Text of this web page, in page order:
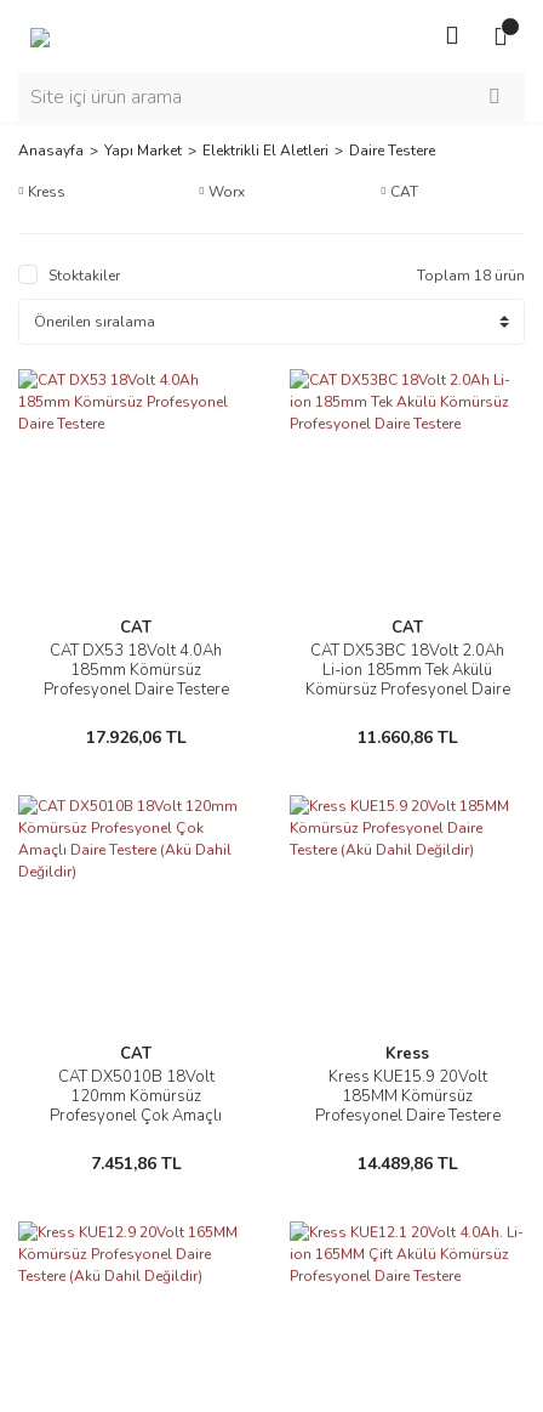
Anasayfa Yapı Market Elektrikli El Aletleri Daire Testere
Kress Worx CAT
Stoktakiler Toplam 18 ürün
CAT
CAT DX53 18Volt 4.0Ah
185mm Kömürsüz
Profesyonel Daire Testere
17.926,06 TL
CAT
CAT DX53BC 18Volt 2.0Ah
Li-ion 185mm Tek Akülü
Kömürsüz Profesyonel Daire
11.660,86 TL
CAT
CAT DX5010B 18Volt
120mm Kömürsüz
Profesyonel Çok Amaçlı
Değildir)
7.451,86 TL
Kress
Kress KUE15.9 20Volt
185MM Kömürsüz
Profesyonel Daire Testere
14.489,86 TL